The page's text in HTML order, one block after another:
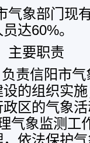
象部门现有
达60%。
要职责
信阳市气
的组织实
区的气象
气象监测工
依法保护